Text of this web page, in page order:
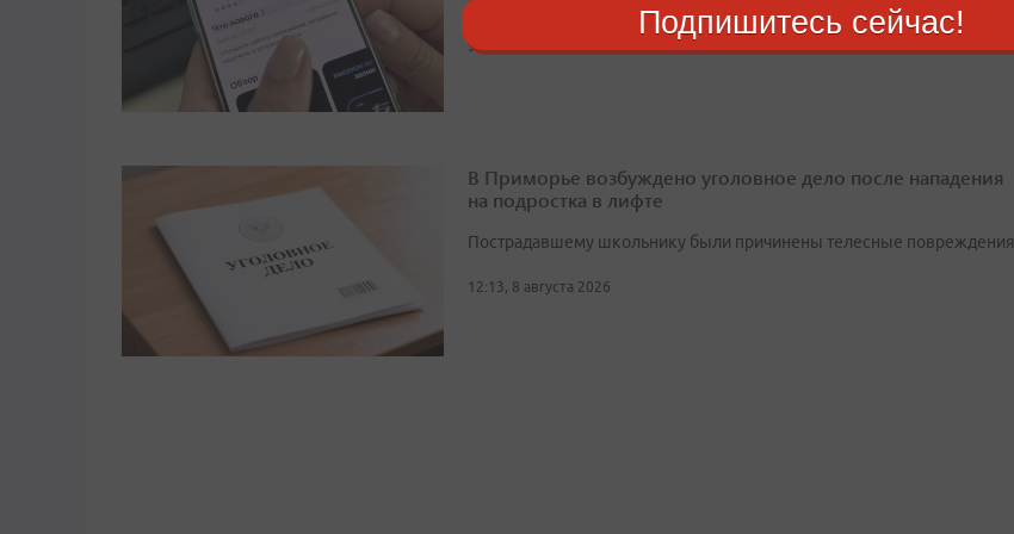
9:16, 8 августа 2026
В Приморье возбуждено уголовное дело после нападения
на подростка в лифте
Пострадавшему школьнику были причинены телесные повреждения
12:13, 8 августа 2026
Подпишитесь сейчас!